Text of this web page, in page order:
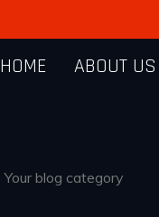
HOME ABOUT US
Your blog category